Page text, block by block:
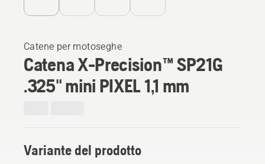
Catene per motoseghe
Catena X-Precision™ SP21G
.325" mini PIXEL 1,1 mm
Variante del prodotto